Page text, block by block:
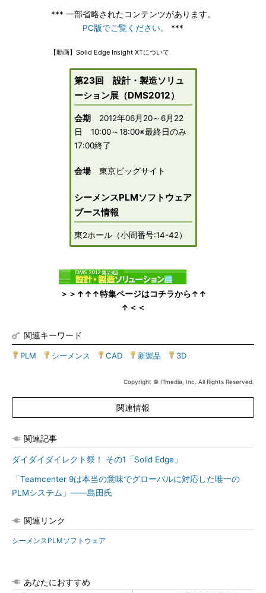
*** 一部省略されたコンテンツがあります。
PC版でご覧ください。
***
【動画】Solid Edge Insight XTについて
第23回 設計・製造ソリュ
ーション展（DMS2012）
会期 2012年06月20～6月22
日 10:00～18:00※最終日のみ
17:00終了
会場東京ビッグサイト
シーメンスPLMソフトウェア
ブース情報
東2ホール（小間番号:14-42）
＞＞↑↑↑特集ページはコチラから↑↑
↑＜＜
関連キーワード
PLM シーメンス CAD 新製品 3D
Copyright © ITmedia, Inc. All Rights Reserved.
関連情報
関連記事
ダイダイダイレクト祭！ その1「Solid Edge」
「Teamcenter 9は本当の意味でグローバルに対応した唯一の
PLMシステム」――島田氏
関連リンク
シーメンスPLMソフトウェア
あなたにおすすめ